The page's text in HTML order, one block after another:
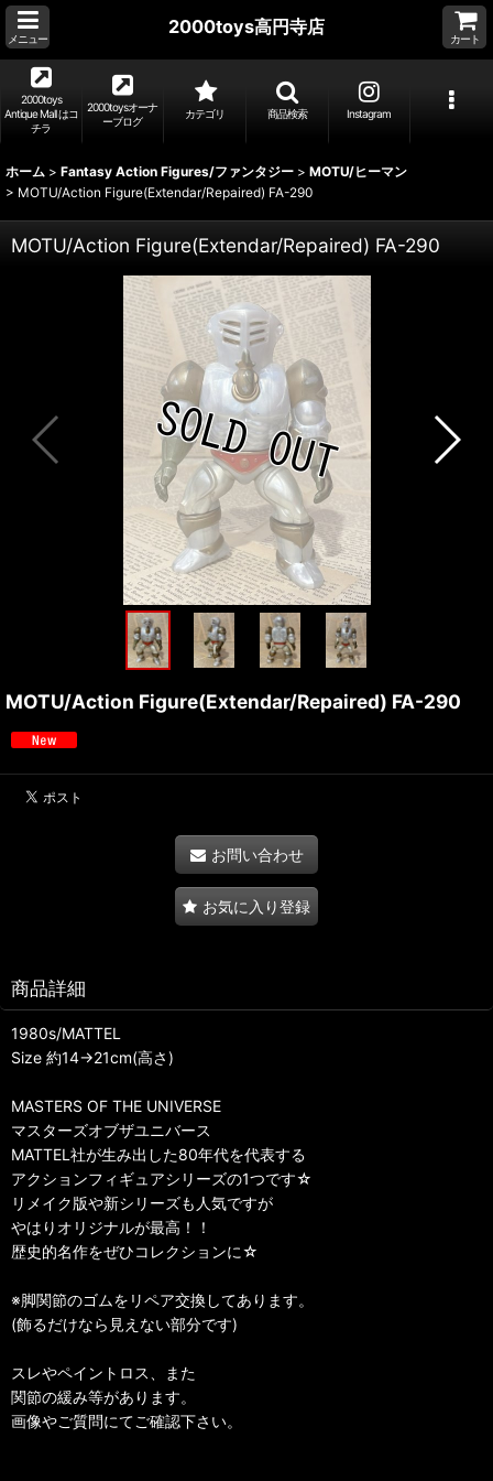
メニュー
2000toys高円寺店
カート
2000toys
Antique Mall はコ
チラ
2000toysオーナ
ーブログ
カテゴリ 商品検索 Instagram
ホーム > Fantasy Action Figures/ファンタジー > MOTU/ヒーマン
> MOTU/Action Figure(Extendar/Repaired) FA-290
MOTU/Action Figure(Extendar/Repaired) FA-290
MOTU/Action Figure(Extendar/Repaired) FA-290
お問い合わせ
お気に入り登録
商品詳細
1980s/MATTEL
Size 約14→21cm(高さ)
MASTERS OF THE UNIVERSE
マスターズオブザユニバース
MATTEL社が生み出した80年代を代表する
アクションフィギュアシリーズの1つです☆
リメイク版や新シリーズも人気ですが
やはりオリジナルが最高！！
歴史的名作をぜひコレクションに☆
※脚関節のゴムをリペア交換してあります。
(飾るだけなら見えない部分です)
スレやペイントロス、また
関節の緩み等があります。
画像やご質問にてご確認下さい。